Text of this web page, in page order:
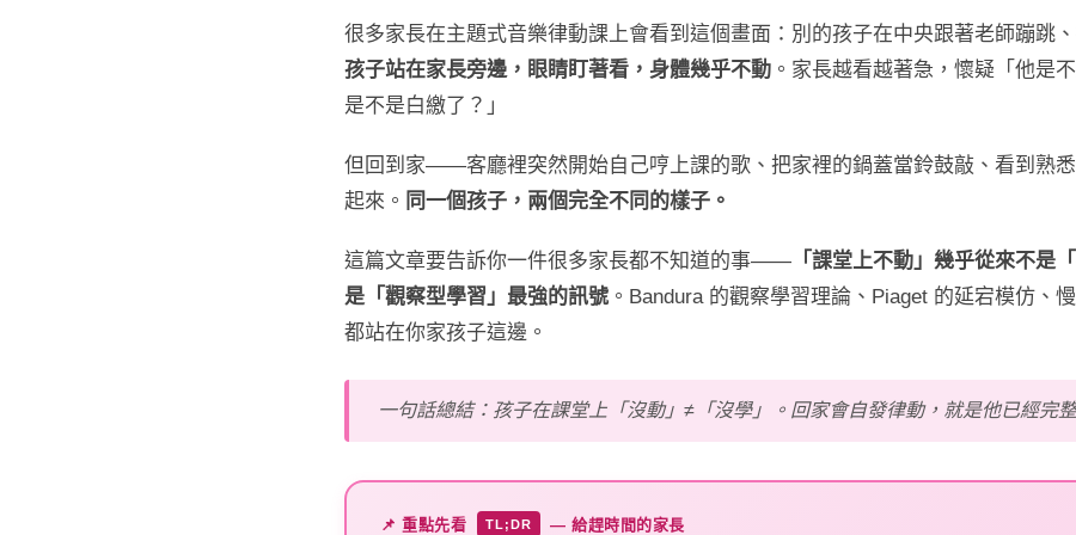
很多家長在主題式音樂律動課上會看到這個畫面：別的孩子在中央跟著老師蹦跳、
孩子站在家長旁邊，眼睛盯著看，身體幾乎不動 。家長越看越著急，懷疑「他是
是不是白繳了？」
但回到家——客廳裡突然開始自己哼上課的歌、把家裡的鍋蓋當鈴鼓敲、看到熟
起來。 同一個孩子，兩個完全不同的樣子。
這篇文章要告訴你一件很多家長都不知道的事—— 「課堂上不動」幾乎從來不是
是「觀察型學習」最強的訊號 。Bandura 的觀察學習理論、Piaget 的延宕模仿、
都站在你家孩子這邊。
一句話總結：孩子在課堂上「沒動」≠「沒學」。回家會自發律動，就是他已經完
📌 重點先看 TL;DR — 給趕時間的家長